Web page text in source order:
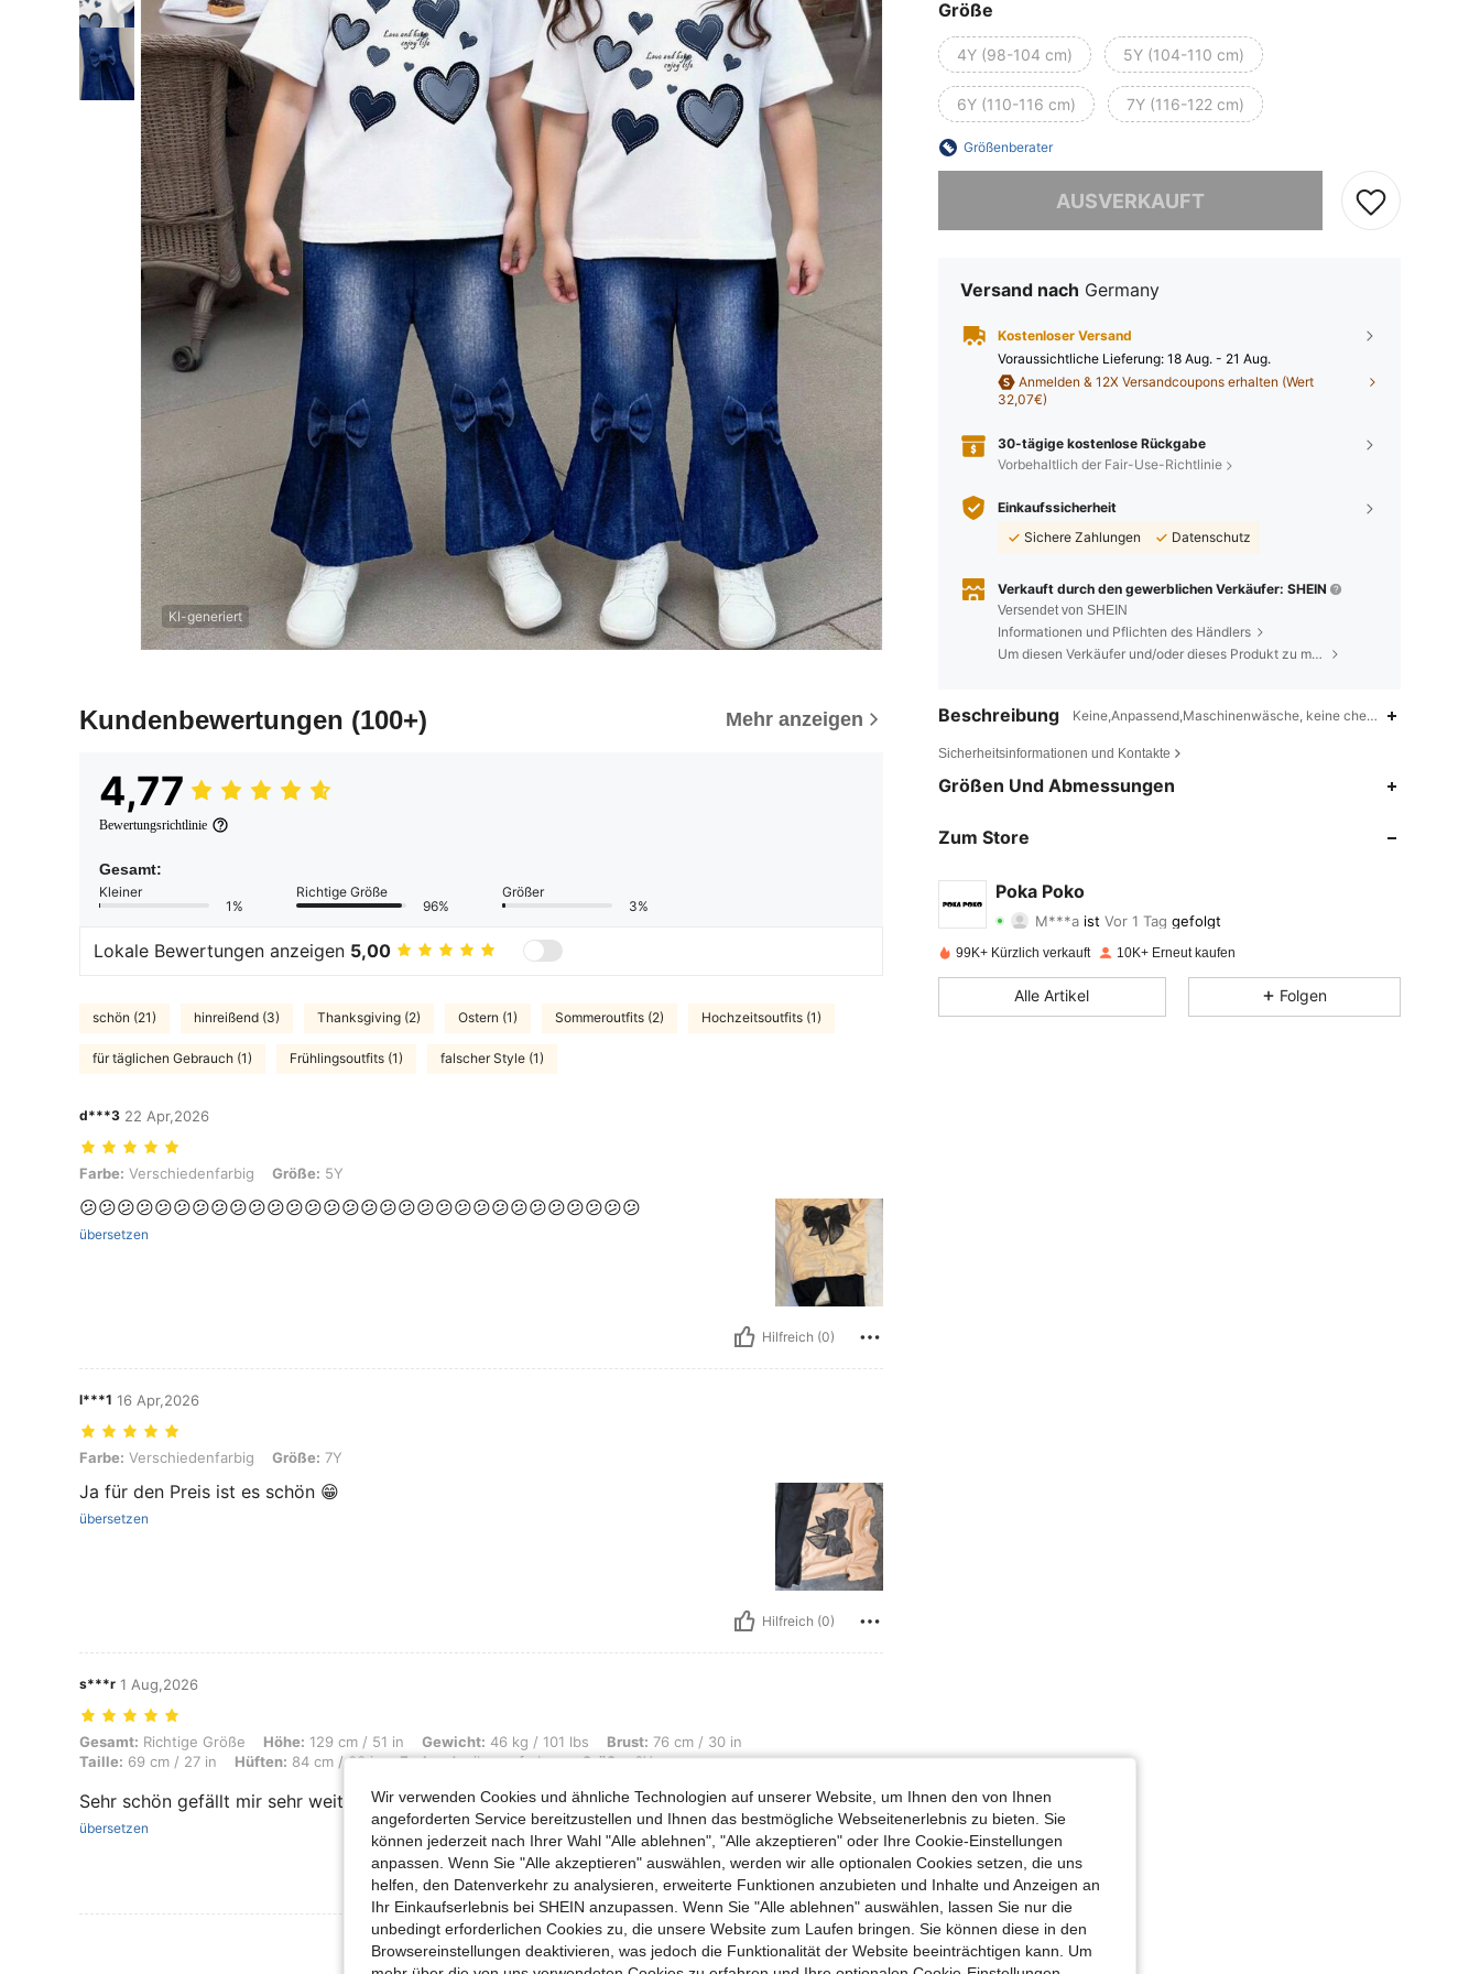
KI-generiert
Kundenbewertungen (100+) Mehr anzeigen
4,77
Bewertungsrichtlinie
Gesamt:
Kleiner
1%
Richtige Größe
96%
Größer
3%
Lokale Bewertungen anzeigen 5,00
schön (21) hinreißend (3) Thanksgiving (2) Ostern (1) Sommeroutfits (2) Hochzeitsoutfits (1)
für täglichen Gebrauch (1) Frühlingsoutfits (1) falscher Style (1)
d***3 22 Apr,2026
Farbe: Verschiedenfarbig, Größe: 5Y
Farbe: Verschiedenfarbig Größe: 5Y
😕😕😕😕😕😕😕😕😕😕😕😕😕😕😕😕😕😕😕😕😕😕😕😕😕😕😕😕😕😕
übersetzen
Hilfreich (0)
l***1 16 Apr,2026
Farbe: Verschiedenfarbig, Größe: 7Y
Farbe: Verschiedenfarbig Größe: 7Y
Ja für den Preis ist es schön 😁
übersetzen
Hilfreich (0)
s***r 1 Aug,2026
Gesamt: Richtige Größe, Höhe: 129 cm / 51 in, Gewicht: 46 kg / 101 lbs, Brust: 76 cm / 30 in, Taille: 69 cm / 27 in, Hüften: 84 cm / 33 in, Farbe: Aprikosenfarben, Größe: 6Y
Gesamt: Richtige Größe Höhe: 129 cm / 51 in Gewicht: 46 kg / 101 lbs Brust: 76 cm / 30 in
Taille: 69 cm / 27 in Hüften: 84 cm / 33 in Farbe:Aprikosenfarben Größe:6Y
Sehr schön gefällt mir sehr weiterempfehlen
übersetzen
Hilfreich (0)
Mehr Bewertungen Ansehen
Größe
4Y (98-104 cm) 5Y (104-110 cm)
6Y (110-116 cm) 7Y (116-122 cm)
Größenberater
AUSVERKAUFT
Versand nach Germany
Kostenloser Versand
Voraussichtliche Lieferung: 18 Aug. - 21 Aug.
Anmelden & 12X Versandcoupons erhalten (Wert
32,07€)
30-tägige kostenlose Rückgabe
Vorbehaltlich der Fair-Use-Richtlinie
Einkaufssicherheit
Sichere Zahlungen
Datenschutz
Verkauft durch den gewerblichen Verkäufer: SHEIN
Versendet von SHEIN
Informationen und Pflichten des Händlers
Um diesen Verkäufer und/oder dieses Produkt zu melden
Beschreibung Keine,Anpassend,Maschinenwäsche, keine chemische Reinigung
Sicherheitsinformationen und Kontakte
Größen Und Abmessungen
Zum Store
Poka Poko
M***aist
4,83 Bewertung 132Artikel 7.3K
4,83 132 7.3K
99K+ Kürzlich verkauft 10K+ Erneut kaufen
Alle Artikel Folgen
Wir verwenden Cookies und ähnliche Technologien auf unserer Website, um Ihnen den von Ihnen
angeforderten Service bereitzustellen und Ihnen das bestmögliche Webseitenerlebnis zu bieten. Sie
können jederzeit nach Ihrer Wahl "Alle ablehnen", "Alle akzeptieren" oder Ihre Cookie-Einstellungen
anpassen. Wenn Sie "Alle akzeptieren" auswählen, werden wir alle optionalen Cookies setzen, die uns
helfen, den Datenverkehr zu analysieren, erweiterte Funktionen anzubieten und Inhalte und Anzeigen an
Ihr Einkaufserlebnis bei SHEIN anzupassen. Wenn Sie "Alle ablehnen" auswählen, lassen Sie nur die
unbedingt erforderlichen Cookies zu, die unsere Website zum Laufen bringen. Sie können diese in den
Browsereinstellungen deaktivieren, was jedoch die Funktionalität der Website beeinträchtigen kann. Um